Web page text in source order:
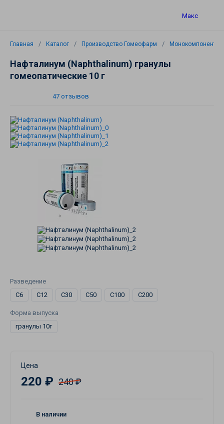
Макс
Главная Каталог Производство Гомеофарм
Нафталинум (Naphthalinum) гранулы
гомеопатические 10 г
47 отзывов
Разведение
C6
C12 C30 C50 C100 C200
Форма выпуска
гранулы 10г
Цена
220 ₽ 240 ₽
В наличии